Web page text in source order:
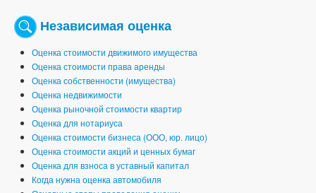
Независимая оценка
Оценка стоимости движимого имущества
Оценка стоимости права аренды
Оценка собственности (имущества)
Оценка недвижимости
Оценка рыночной стоимости квартир
Оценка для нотариуса
Оценка стоимости бизнеса (ООО, юр. лицо)
Оценка стоимости акций и ценных бумаг
Оценка для взноса в уставный капитал
Когда нужна оценка автомобиля